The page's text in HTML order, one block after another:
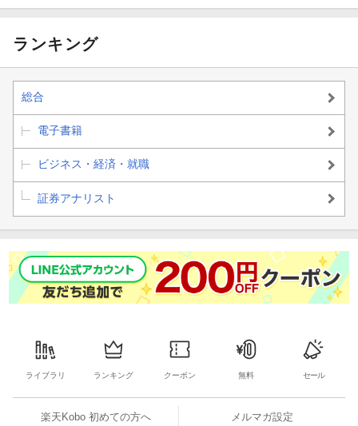
「任天堂」の反転はココだ！
＼勝ち抜くための袋とじ／
「灼熱」相場で輝く日本株
深掘り銘柄30ーー102
3つのキーワードを深掘り ソフトウエア・SaaSの逆襲 再
期待銘柄200 ーー124
注目銘柄200 ーー224
すぐに探せる銘柄索引社名順 ーー2 証券コード順 ーー4
ランキング
総合
電子書籍
ビジネス・経済・就職
証券アナリスト
ライブラリ ランキング クーポン 無料 セール
楽天Kobo 初めての方へ メルマガ設定